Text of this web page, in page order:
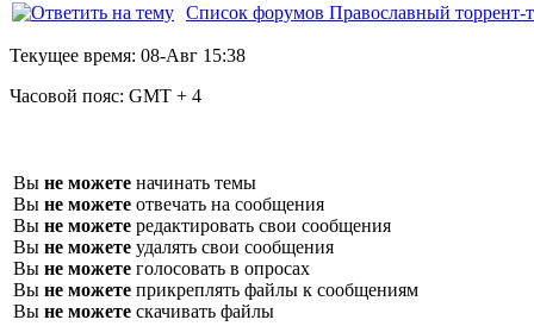
Список форумов Православный торрент-
Текущее время: 08-Авг 15:38
Часовой пояс: GMT + 4
Вы не можете начинать темы
Вы не можете отвечать на сообщения
Вы не можете редактировать свои сообщения
Вы не можете удалять свои сообщения
Вы не можете голосовать в опросах
Вы не можете прикреплять файлы к сообщениям
Вы не можете скачивать файлы